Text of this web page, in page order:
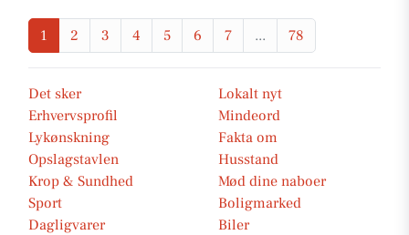
1 2 3 4 5 6 7 ... 78
Det sker
Lokalt nyt
Erhvervsprofil
Mindeord
Lykønskning
Fakta om
Opslagstavlen
Husstand
Krop & Sundhed
Mød dine naboer
Sport
Boligmarked
Dagligvarer
Biler